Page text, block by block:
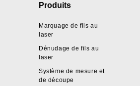
Produits
Marquage de fils au
laser
Dénudage de fils au
laser
Système de mesure et
de découpe